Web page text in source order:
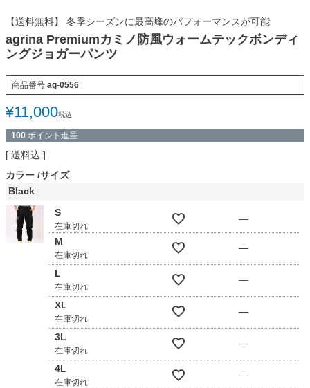
【送料無料】 冬季シーズンに最高峰のパフォーマンスが可能
agrina Premiumカミノ防風ウォームテックボンディ
ングジョガーパンツ
商品番号 ag-0556
¥11,000税込
100 ポイント進呈
送料込
カラー サイズ
Black
S
在庫切れ
—
M
在庫切れ
—
L
在庫切れ
—
XL
在庫切れ
—
3L
在庫切れ
—
4L
在庫切れ
—